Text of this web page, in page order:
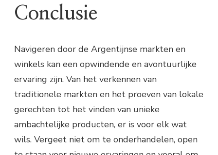
Conclusie
Navigeren door de Argentijnse markten en
winkels kan een opwindende en avontuurlijke
ervaring zijn. Van het verkennen van
traditionele markten en het proeven van lokale
gerechten tot het vinden van unieke
ambachtelijke producten, er is voor elk wat
wils. Vergeet niet om te onderhandelen, open